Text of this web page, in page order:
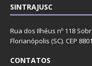
SINTRAJUSC
Rua dos Ilhéus nº 118
Florianópolis (SC). CEP
CONTATOS